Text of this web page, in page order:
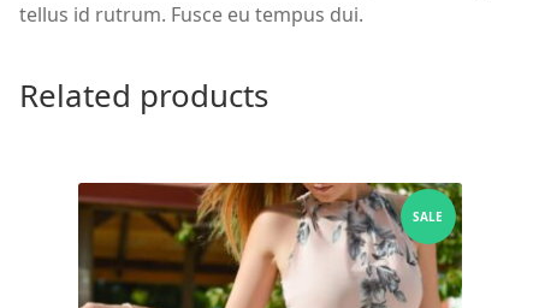
tellus id rutrum. Fusce eu tempus dui.
Related products
SALE